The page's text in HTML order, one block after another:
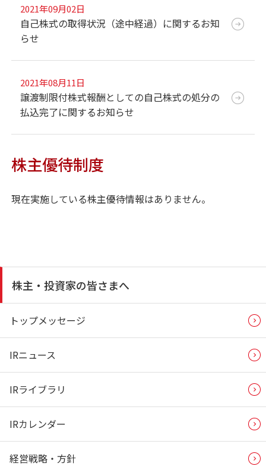
2021年09月02日
自己株式の取得状況（途中経過）に関するお知
らせ
2021年08月11日
譲渡制限付株式報酬としての自己株式の処分の
払込完了に関するお知らせ
株主優待制度
現在実施している株主優待情報はありません。
株主・投資家の皆さまへ
トップメッセージ
IRニュース
IRライブラリ
IRカレンダー
経営戦略・方針